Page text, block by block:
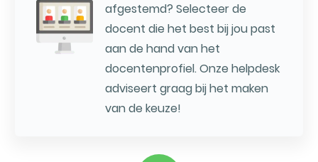
afgestemd? Selecteer de
docent die het best bij jou past
aan de hand van het
docentenprofiel. Onze helpdesk
adviseert graag bij het maken
van de keuze!